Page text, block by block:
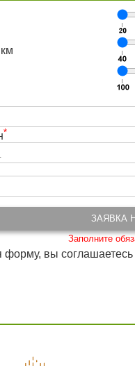
*
ЗАЯВКА
форму, вы соглашаетесь